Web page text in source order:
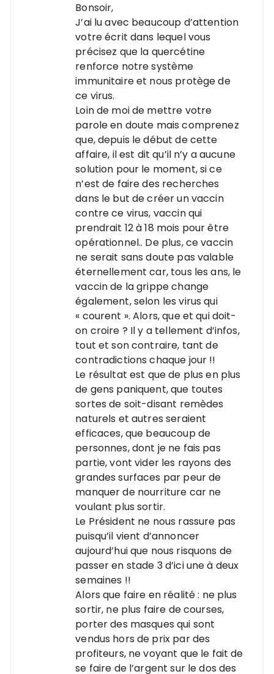
Bonsoir,
J’ai lu avec beaucoup d’attention
votre écrit dans lequel vous
précisez que la quercétine
renforce notre système
immunitaire et nous protège de
ce virus.
Loin de moi de mettre votre
parole en doute mais comprenez
que, depuis le début de cette
affaire, il est dit qu’il n’y a aucune
solution pour le moment, si ce
n’est de faire des recherches
dans le but de créer un vaccin
contre ce virus, vaccin qui
prendrait 12 à 18 mois pour être
opérationnel.. De plus, ce vaccin
ne serait sans doute pas valable
éternellement car, tous les ans, le
vaccin de la grippe change
également, selon les virus qui
« courent ». Alors, que et qui doit-
on croire ? Il y a tellement d’infos,
tout et son contraire, tant de
contradictions chaque jour !!
Le résultat est que de plus en plus
de gens paniquent, que toutes
sortes de soit-disant remèdes
naturels et autres seraient
efficaces, que beaucoup de
personnes, dont je ne fais pas
partie, vont vider les rayons des
grandes surfaces par peur de
manquer de nourriture car ne
voulant plus sortir.
Le Président ne nous rassure pas
puisqu’il vient d’annoncer
aujourd’hui que nous risquons de
passer en stade 3 d’ici une à deux
semaines !!
Alors que faire en réalité : ne plus
sortir, ne plus faire de courses,
porter des masques qui sont
vendus hors de prix par des
profiteurs, ne voyant que le fait de
se faire de l’argent sur le dos des